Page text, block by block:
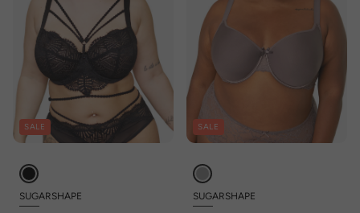
SALE
SUGARSHAPE
SALE
SUGARSHAPE